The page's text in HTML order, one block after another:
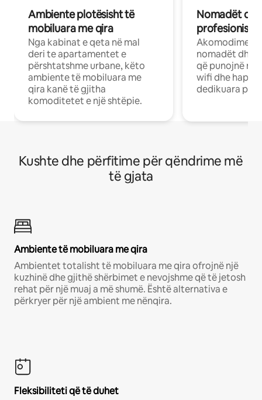
Ambiente plotësisht të
mobiluara me qira
Nga kabinat e qeta në mal
deri te apartamentet e
përshtatshme urbane, këto
ambiente të mobiluara me
qira kanë të gjitha
komoditetet e një shtëpie.
Nomadët
Akomodime
nomadët dhe
që punojnë në
wifi dhe
dedikuara
Kushte dhe përfitime për qëndrime më
të gjata
Ambiente të mobiluara me qira
Ambientet totalisht të mobiluara me qira ofrojnë një
kuzhinë dhe gjithë shërbimet e nevojshme që të jetosh
rehat për një muaj a më shumë. Është alternativa e
përkryer për një ambient me nënqira.
Fleksibiliteti që të duhet